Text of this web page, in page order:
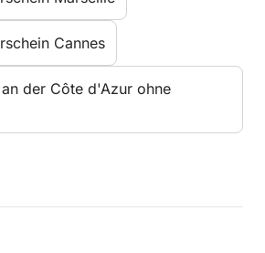
Cannes
der Côte d'Azur ohne